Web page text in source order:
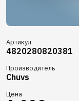
Артикул
4820280820381
Производитель
Chuvs
Цена